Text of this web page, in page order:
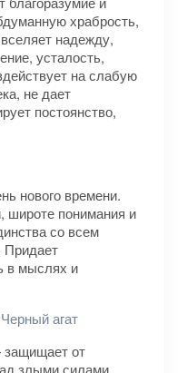
храбрость,
надежду,
усталость,
на слабую
не дает
постоянство,
нового времени.
широте понимания и
со всем
Придает
в мыслях и
агат
защищает от
злыми силами,